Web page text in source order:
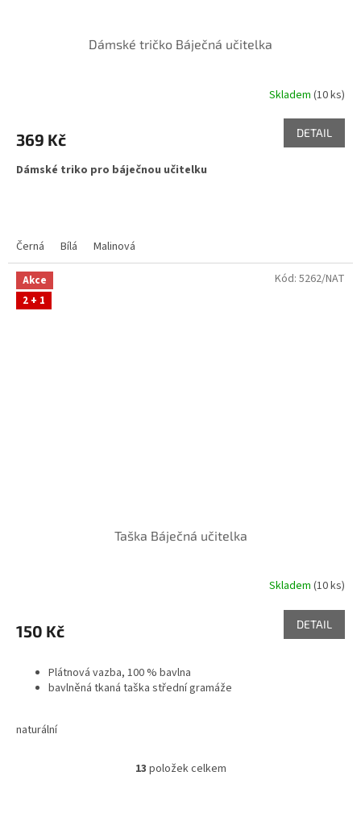
Dámské tričko Báječná učitelka
Skladem (10 ks)
369 Kč DETAIL
Dámské triko pro báječnou učitelku
Černá Bílá Malinová
Akce
2 + 1
Taška Báječná učitelka
Skladem (10 ks)
150 Kč DETAIL
Plátnová vazba, 100 % bavlna
bavlněná tkaná taška střední gramáže
naturální
Kód: 5262/NAT
O
13 položek celkem